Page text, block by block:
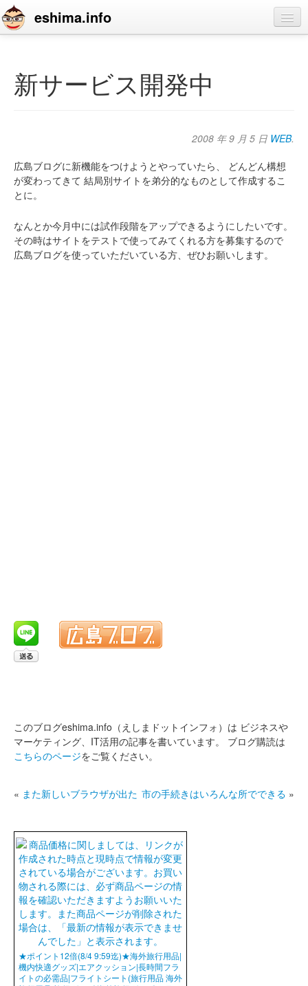
eshima.info
blog
profile
新サービス開発中
2008 年 9 月 5 日 WEB.
広島ブログに新機能をつけようとやっていたら、
どんどん構想
が変わってきて 結局別サイトを弟分的なものとして作成するこ
とに。
なんとか今月中には試作段階をアップできるようにしたいです。
その時はサイトをテストで使ってみてくれる方を募集するので
広島ブログを使っていただいている方、ぜひお願いします。
このブログeshima.info（えしまドットインフォ）は ビジネスや
マーケティング、IT活用の記事を書いています。
ブログ購読は
こちらのページをご覧ください。
« また新しいブラウザが出た 市の手続きはいろんな所でできる »
★ポイント12倍(8/4 9:59迄)★海外旅行用品|
機内快適グッズ|エアクッション|長時間フラ
イトの必需品|フライトシート(旅行用品 海外